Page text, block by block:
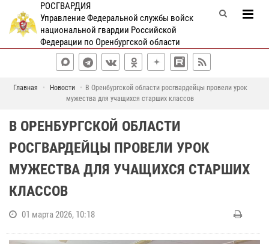
РОСГВАРДИЯ
Управление Федеральной службы войск
национальной гвардии Российской
Федерации по Оренбургской области
Главная Новости
В Оренбургской области росгвардейцы провели урок
мужества для учащихся старших классов
В ОРЕНБУРГСКОЙ ОБЛАСТИ
РОСГВАРДЕЙЦЫ ПРОВЕЛИ УРОК
МУЖЕСТВА ДЛЯ УЧАЩИХСЯ СТАРШИХ
КЛАССОВ
01 марта 2026, 10:18